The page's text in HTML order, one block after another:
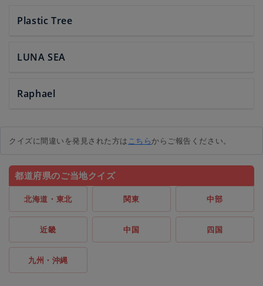
Plastic Tree
LUNA SEA
Raphael
クイズに間違いを発見された方はこちらからご報告ください。
都道府県のご当地クイズ
北海道・東北 関東 中部
近畿 中国 四国
九州・沖縄